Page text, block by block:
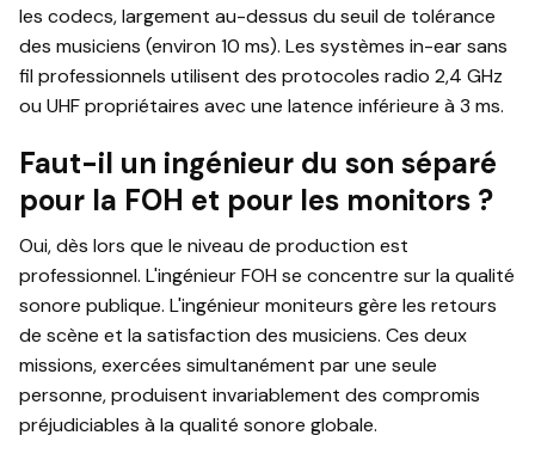
les codecs, largement au-dessus du seuil de tolérance
des musiciens (environ 10 ms). Les systèmes in-ear sans
fil professionnels utilisent des protocoles radio 2,4 GHz
ou UHF propriétaires avec une latence inférieure à 3 ms.
Faut-il un ingénieur du son séparé
pour la FOH et pour les monitors ?
Oui, dès lors que le niveau de production est
professionnel. L'ingénieur FOH se concentre sur la qualité
sonore publique. L'ingénieur moniteurs gère les retours
de scène et la satisfaction des musiciens. Ces deux
missions, exercées simultanément par une seule
personne, produisent invariablement des compromis
préjudiciables à la qualité sonore globale.